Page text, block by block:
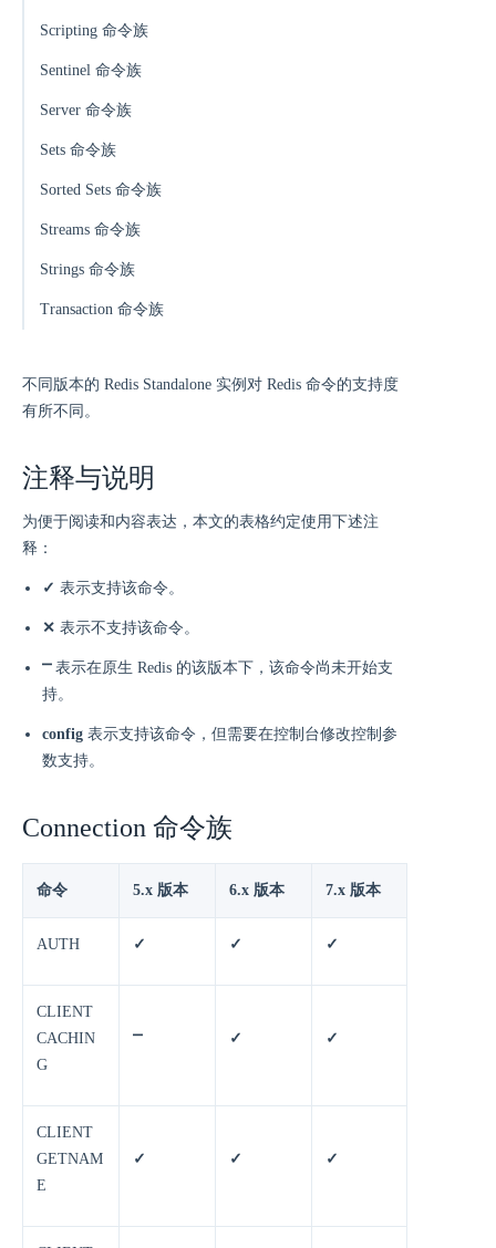
Scripting 命令族
Sentinel 命令族
Server 命令族
Sets 命令族
Sorted Sets 命令族
Streams 命令族
Strings 命令族
Transaction 命令族
不同版本的 Redis Standalone 实例对 Redis 命令的支持度
有所不同。
注释与说明
为便于阅读和内容表达，本文的表格约定使用下述注
释：
✓ 表示支持该命令。
✕ 表示不支持该命令。
⎻表示在原生 Redis 的该版本下，该命令尚未开始支
持。
config 表示支持该命令，但需要在控制台修改控制参
数支持。
Connection 命令族
命令 5.x 版本 6.x 版本 7.x 版本
AUTH ✓ ✓ ✓
CLIENT
CACHIN
G
⎻ ✓ ✓
CLIENT
GETNAM
E
✓ ✓ ✓